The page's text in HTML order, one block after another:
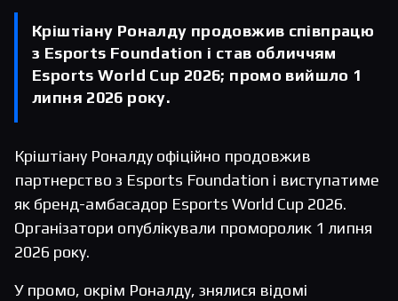
Кріштіану Роналду продовжив співпрацю
з Esports Foundation і став обличчям
Esports World Cup 2026; промо вийшло 1
липня 2026 року.
Кріштіану Роналду офіційно продовжив
партнерство з Esports Foundation і виступатиме
як бренд-амбасадор Esports World Cup 2026.
Організатори опублікували проморолик 1 липня
2026 року.
У промо, окрім Роналду, знялися відомі